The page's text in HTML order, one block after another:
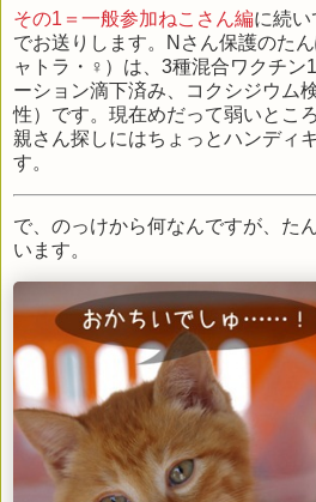
その1＝一般参加ねこさん編に続
でお送りします。Nさん保護のた
ャトラ・♀）は、3種混合ワクチン
ーション滴下済み、コクシジウム
性）です。現在めだって弱いとこ
親さん探しにはちょっとハンディ
す。
で、のっけから何なんですが、た
います。